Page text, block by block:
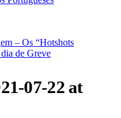
– Os “Hotshots
de Greve
07-22 at